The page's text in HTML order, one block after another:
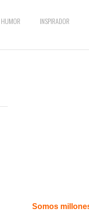
HUMOR INSPIRADOR
Somos